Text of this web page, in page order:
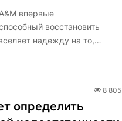
впервые
восстановить
надежду на то,…
8 805
определить